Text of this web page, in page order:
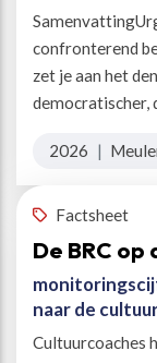
confronterend
zet je aan het
democratischer,
2026 |
Factsheet
De BRC op
naar de
Cultuurcoaches